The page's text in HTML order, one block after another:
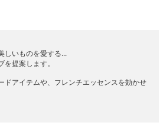
しいものを愛する...
提案します。
ドアイテムや、フレンチエッセンスを効かせ